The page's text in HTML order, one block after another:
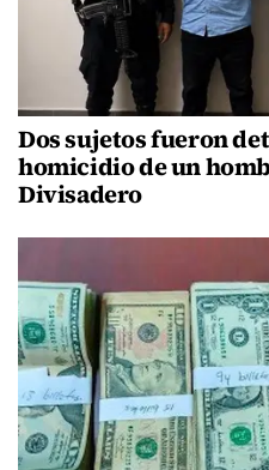
Dos sujetos fueron
homicidio de un
Divisadero